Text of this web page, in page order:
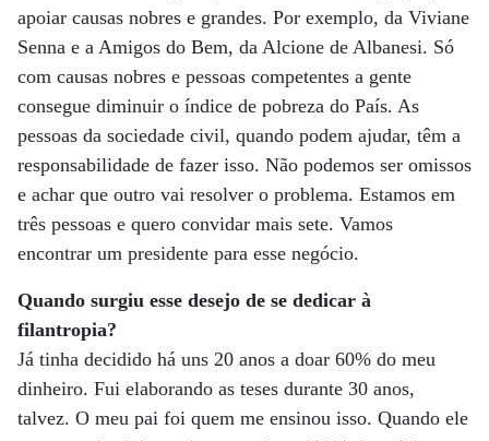
apoiar causas nobres e grandes. Por exemplo, da Viviane
Senna e a Amigos do Bem, da Alcione de Albanesi. Só
com causas nobres e pessoas competentes a gente
consegue diminuir o índice de pobreza do País. As
pessoas da sociedade civil, quando podem ajudar, têm a
responsabilidade de fazer isso. Não podemos ser omissos
e achar que outro vai resolver o problema. Estamos em
três pessoas e quero convidar mais sete. Vamos
encontrar um presidente para esse negócio.
Quando surgiu esse desejo de se dedicar à
filantropia?
Já tinha decidido há uns 20 anos a doar 60% do meu
dinheiro. Fui elaborando as teses durante 30 anos,
talvez. O meu pai foi quem me ensinou isso. Quando ele